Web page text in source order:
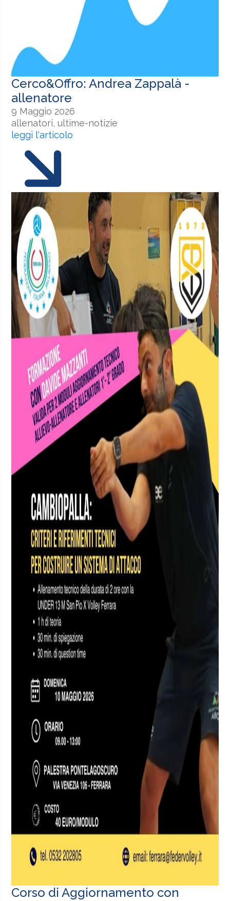
Cerco&Offro: Andrea Zappalà -
allenatore
9 Maggio 2026
allenatori, ultime-notizie
leggi l'articolo
Corso di Aggiornamento con